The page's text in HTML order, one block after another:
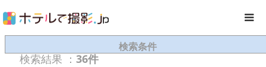
検索条件
検索結果 ： 36件